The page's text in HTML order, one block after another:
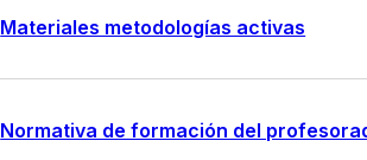
Materiales metodologías activas
Normativa de formación del